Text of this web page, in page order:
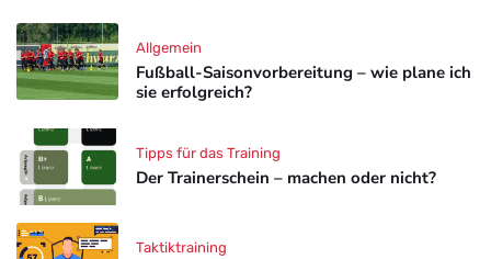
Fußball-Saisonvorbereitung – wie plane ich
sie erfolgreich?
Allgemein
Der Trainerschein – machen oder nicht?
Tipps für das Training
Taktiktraining